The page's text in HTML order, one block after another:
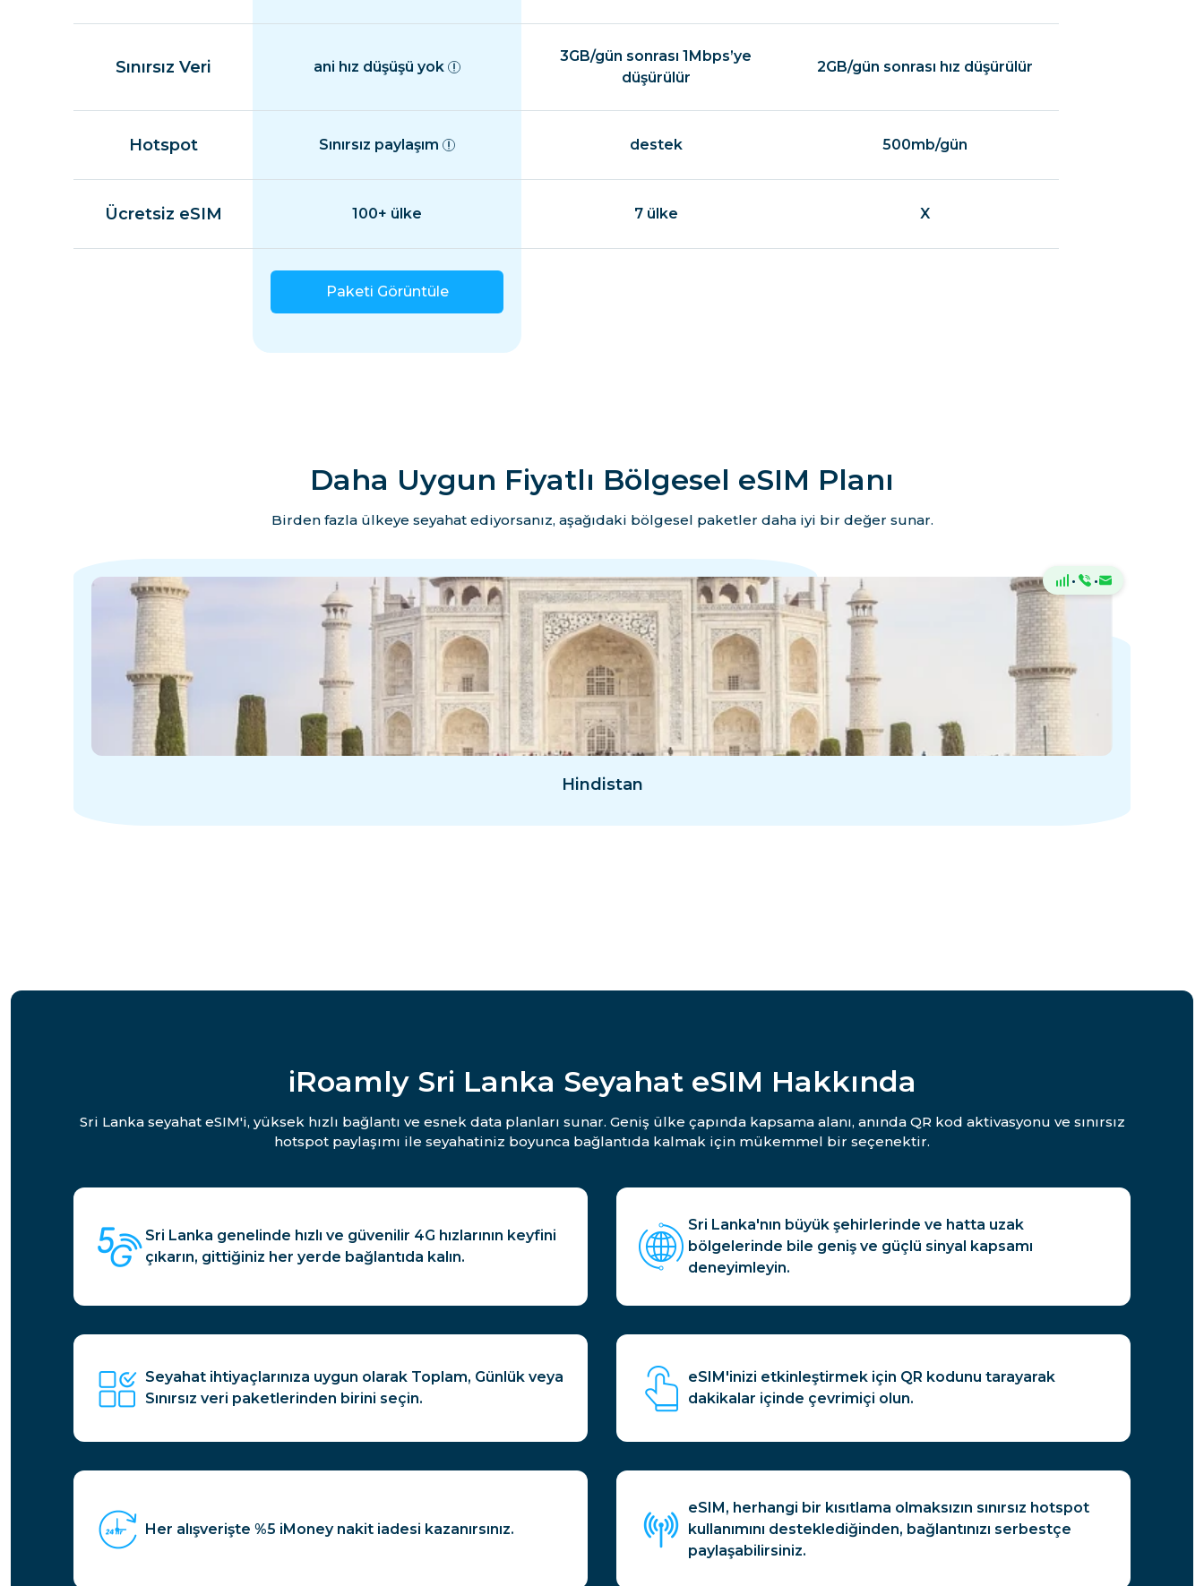
Sınırsız Veri ani hız düşüşü yok
3GB/gün sonrası 1Mbps’ye
düşürülür
2GB/gün sonrası hız düşürülür
Hotspot Sınırsız paylaşım destek 500mb/gün
Ücretsiz eSIM 100+ ülke 7 ülke X
Paketi Görüntüle
Daha Uygun Fiyatlı Bölgesel eSIM Planı
Birden fazla ülkeye seyahat ediyorsanız, aşağıdaki bölgesel paketler daha iyi bir değer sunar.
· ·
Hindistan
iRoamly Sri Lanka Seyahat eSIM Hakkında
Sri Lanka seyahat eSIM'i, yüksek hızlı bağlantı ve esnek data planları sunar. Geniş ülke çapında kapsama alanı, anında QR kod aktivasyonu ve sınırsız
hotspot paylaşımı ile seyahatiniz boyunca bağlantıda kalmak için mükemmel bir seçenektir.
Sri Lanka genelinde hızlı ve güvenilir 4G hızlarının keyfini
çıkarın, gittiğiniz her yerde bağlantıda kalın.
Sri Lanka'nın büyük şehirlerinde ve hatta uzak
bölgelerinde bile geniş ve güçlü sinyal kapsamı
deneyimleyin.
Seyahat ihtiyaçlarınıza uygun olarak Toplam, Günlük veya
Sınırsız veri paketlerinden birini seçin.
eSIM'inizi etkinleştirmek için QR kodunu tarayarak
dakikalar içinde çevrimiçi olun.
Her alışverişte %5 iMoney nakit iadesi kazanırsınız.
eSIM, herhangi bir kısıtlama olmaksızın sınırsız hotspot
kullanımını desteklediğinden, bağlantınızı serbestçe
paylaşabilirsiniz.